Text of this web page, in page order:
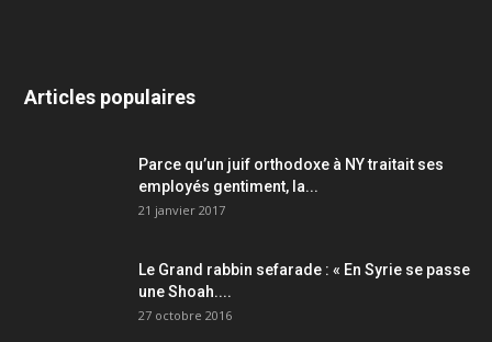
Articles populaires
Parce qu’un juif orthodoxe à NY traitait ses
employés gentiment, la...
21 janvier 2017
Le Grand rabbin sefarade : « En Syrie se passe
une Shoah....
27 octobre 2016